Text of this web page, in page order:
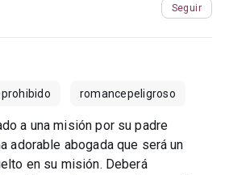
Seguir
romancepeligroso
a una misión por su padre
adorable abogada que será un
en su misión. Deberá